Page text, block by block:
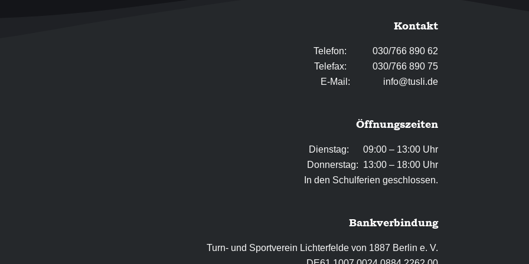
Kontakt
Telefon: 030/766 890 62
Telefax: 030/766 890 75
E-Mail: info@tusli.de
Öffnungszeiten
Dienstag: 09:00 – 13:00 Uhr
Donnerstag: 13:00 – 18:00 Uhr
In den Schulferien geschlossen.
Bankverbindung
Turn- und Sportverein Lichterfelde von 1887 Berlin e. V.